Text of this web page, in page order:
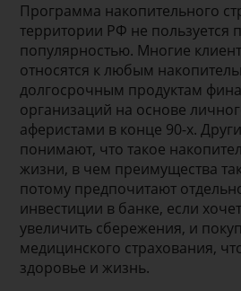
Программа накопительного
территории РФ не пользуется
популярностью. Многие
относятся к любым
долгосрочным продуктам
организаций на основе
аферистами в конце 90-х.
понимают, что такое
жизни, в чем преимущества
потому предпочитают
инвестиции в банке, если
увеличить сбережения, и
медицинского страхования,
здоровье и жизнь.